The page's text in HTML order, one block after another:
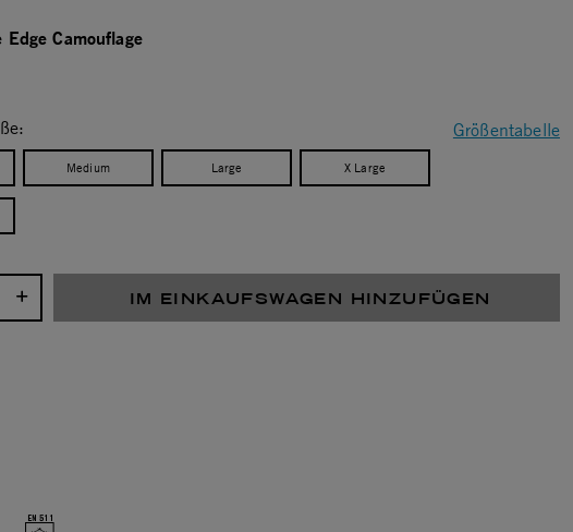
Edge Camouflage
Größentabelle
Medium Large X Large
IM EINKAUFSWAGEN HINZUFÜGEN